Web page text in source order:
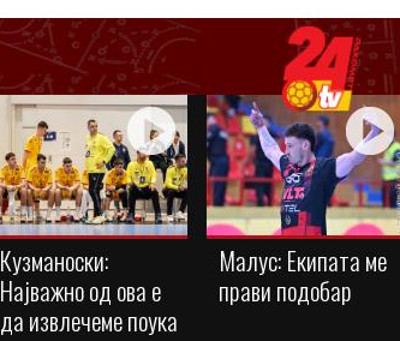
Кузманоски:
Најважно од ова е
да извлечеме поука
Малус: Eкипата ме
прави подобар